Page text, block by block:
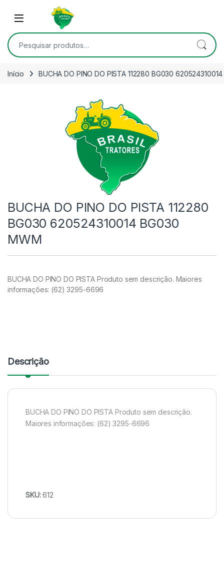
Skip to navigation
Open
Pesquisar por:
Início BUCHA DO PINO DO PISTA 112280 BG030
BUCHA DO PINO DO PISTA 112280
BG030 620524310014 BG030
MWM
BUCHA DO PINO DO PISTA Produto sem descrição. Maiores
informações: (62) 3295-6696
Descrição
BUCHA DO PINO DO PISTA Produto sem descrição.
Maiores informações: (62) 3295-6696
SKU:612